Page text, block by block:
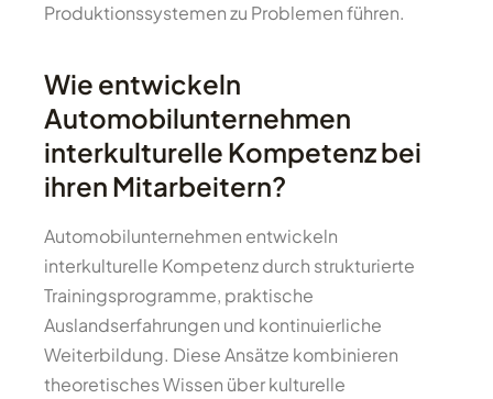
Produktionssystemen zu Problemen führen.
Wie entwickeln
Automobilunternehmen
interkulturelle Kompetenz bei
ihren Mitarbeitern?
Automobilunternehmen entwickeln
interkulturelle Kompetenz durch strukturierte
Trainingsprogramme, praktische
Auslandserfahrungen und kontinuierliche
Weiterbildung. Diese Ansätze kombinieren
theoretisches Wissen über kulturelle